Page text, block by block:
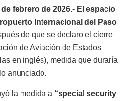
febrero de 2026.- El espacio
Internacional del Paso
de que se declaro el cierre
de Aviación de Estados
en inglés), medida que duraría
anunciado.
la medida a “special security